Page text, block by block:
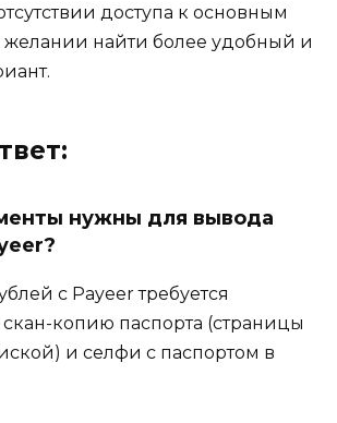
доступа к основным
найти более удобный и
нужны для вывода
с Payeer требуется
скан-копию паспорта (страницы
и селфи с паспортом в